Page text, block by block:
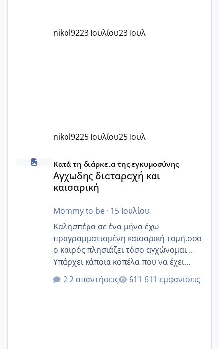
nikol9223 Ιουλίου23 Ιουλ
nikol9225 Ιουλίου25 Ιουλ
Αγχωδης διαταραχή και καισαρική
Κατά τη διάρκεια της εγκυμοσύνης
Αγχωδης διαταραχή και
καισαρική
Mommy to be· 15 Ιουλίου
Καλησπέρα σε ένα μήνα έχω
προγραμματισμένη καισαρική τομή.οσο
ο καιρός πλησιάζει τόσο αγχώνομαι ..
Υπάρχει κάποια κοπέλα που να έχει
παρόμοιο ιστορικό να μας πει την
εμπειρία της;Να σημειώσω είναι η
2 απαντήσεις 611 εμφανίσεις